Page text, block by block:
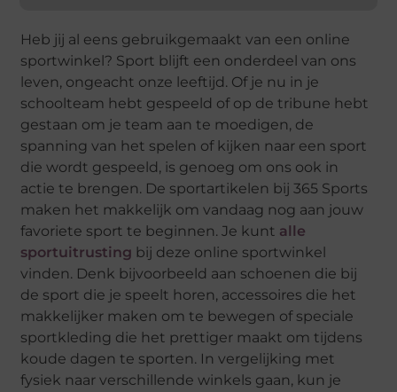
Heb jij al eens gebruikgemaakt van een online
sportwinkel? Sport blijft een onderdeel van ons
leven, ongeacht onze leeftijd. Of je nu in je
schoolteam hebt gespeeld of op de tribune hebt
gestaan ​​om je team aan te moedigen, de
spanning van het spelen of kijken naar een sport
die wordt gespeeld, is genoeg om ons ook in
actie te brengen. De sportartikelen bij 365 Sports
maken het makkelijk om vandaag nog aan jouw
favoriete sport te beginnen. Je kunt alle
sportuitrusting bij deze online sportwinkel
vinden. Denk bijvoorbeeld aan schoenen die bij
de sport die je speelt horen, accessoires die het
makkelijker maken om te bewegen of speciale
sportkleding die het prettiger maakt om tijdens
koude dagen te sporten. In vergelijking met
fysiek naar verschillende winkels gaan, kun je